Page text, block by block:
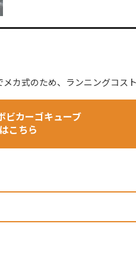
カ式のため、ランニングコス
ビカーゴキューブ
こちら